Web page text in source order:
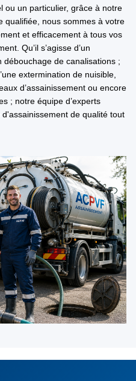
ou un particulier, grâce à notre
qualifiée, nous sommes à votre
et efficacement à tous vos
Qu’il s’agisse d’un
débouchage de canalisations ;
extermination de nuisible,
d’assainissement ou encore
; notre équipe d’experts
de qualité tout